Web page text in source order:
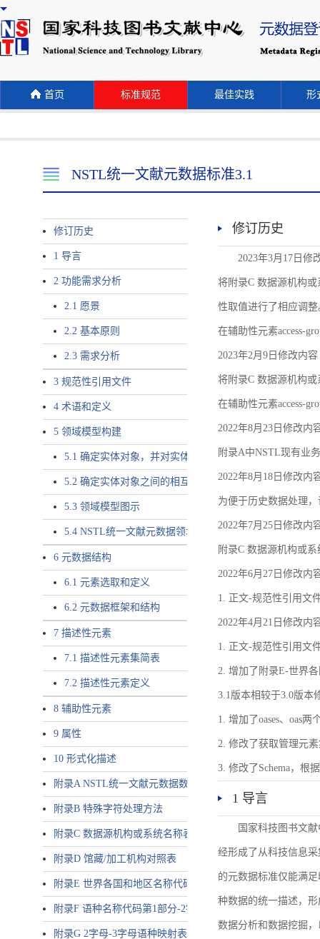
首页 标准规范 最佳实践 形
NSTL统一文献元数据标准3.1
修订历史
1 导言
2 功能需求分析
2.1 愿景
2.2 基本原则
2.3 需求分析
3 规范性引用文件
4 术语和定义
5 领域模型构建
5.1 确定实体对象，并对实体对象命名
5.2 确定实体对象之间的相互关系，定义实体对象之间的
5.3 领域模型图示
5.4 NSTL统一文献元数据领域模型的验证
6 元数据结构
6.1 元素选取和定义
6.2 元数据框架和结构
7 描述性元素
7.1 描述性元素集简表
7.2 描述性元素定义
8 辅助性元素
9 属性
10 形式化描述
附录A NSTL统一文献元数据数据唯一标识符规则
附录B 特殊字符处理方法
附录C 数据源机构或系统名称表
附录D 馆藏/加工机构对照表
附录E 世界各国和地区名称代码-2字母代码（GB/T 2659-
附录F 语种名称代码第1部分-2字母代码（GB/T 4880.1-2005
附录G 2字母-3字母语种映射表
修订历史
2023年3月17日修
将附录C 数据源机构或
性取值进行了相应调整
在辅助性元素access-
2023年2月9日修改内容
将附录C 数据源机构或
在辅助性元素access-
2022年8月23日修改内
附录A中NSTL现有业
2022年8月18日修改内
为便于历史数据处理
2022年7月25日修改内
附录C 数据源机构或
2022年6月27日修改内
1. 正文-规范性引用文
2022年4月21日修改内
1. 正文-规范性引用文
2. 增加了附录E-世界
3.1版本相较于3.0版本
1. 增加了oases、oas
2. 修改了获取管理元
3. 修改了Schema，根
1 导言
国家科技图书文
经形成了从科技信息
的元数据标准仅能满
种数据的统一描述，
数据分析和数据挖掘